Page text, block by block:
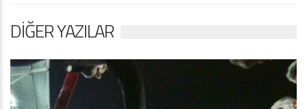
DIĞER YAZILAR